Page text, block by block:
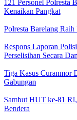
121 Personel Polresta
Kenaikan Pangkat
Polresta Barelang
Respons Laporan
Perselisihan Secara
Tiga Kasus Curanmor
Gabungan
Sambut HUT ke-81
Bendera